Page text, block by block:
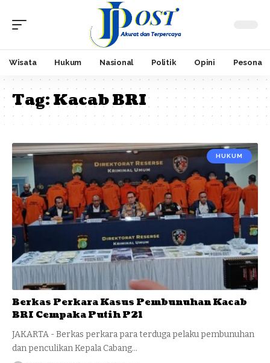
Wisata Hukum Nasional Politik Opini Pesona
Tag:Kacab BRI
HUKUM
Berkas Perkara Kasus Pembunuhan Kacab
BRI Cempaka Putih P21
JAKARTA - Berkas perkara para terduga pelaku pembunuhan
dan penculikan Kepala Cabang…